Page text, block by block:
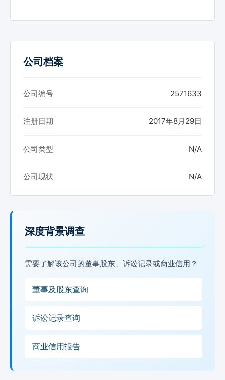
公司档案
公司编号 2571633
注册日期 2017年8月29日
公司类型 N/A
公司现状 N/A
深度背景调查
需要了解该公司的董事股东、诉讼记录或商业信用？
董事及股东查询
诉讼记录查询
商业信用报告